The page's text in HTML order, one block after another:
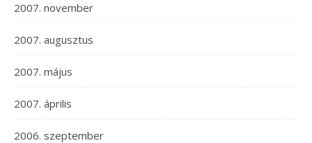
2007. november
2007. augusztus
2007. május
2007. április
2006. szeptember